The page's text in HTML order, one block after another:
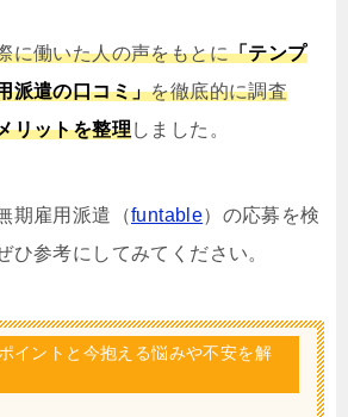
に働いた人の声をもとに「テンプ
派遣の口コミ」を徹底的に調査
リットを整理しました。
期雇用派遣（funtable）の応募を検
ひ参考にしてみてください。
イントと今抱える悩みや不安を解